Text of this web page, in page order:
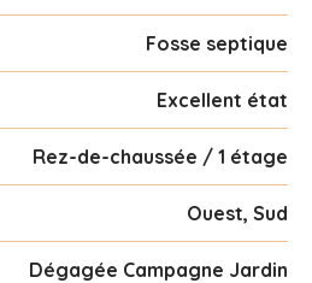
Fosse septique
Excellent état
Rez-de-chaussée / 1 étage
Ouest, Sud
Dégagée Campagne Jardin